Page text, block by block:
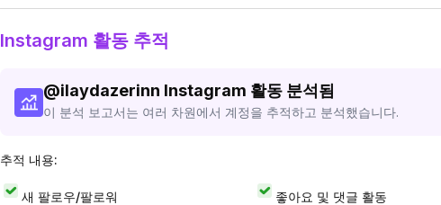
Instagram 활동 추적
@ilaydazerinn Instagram 활동 분석됨
이 분석 보고서는 여러 차원에서 계정을 추적하고 분석했습니다.
추적 내용:
새 팔로우/팔로워 좋아요 및 댓글 활동